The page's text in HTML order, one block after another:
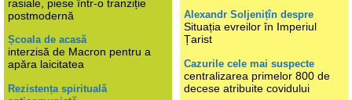
rasiale, piese într-o tranziție
postmodernă
Școala de acasă
interzisă de Macron pentru a
apăra laicitatea
Rezistența spirituală
Alexandr Soljenițîn despre
Situația evreilor în Imperiul
Țarist
Cazurile cele mai suspecte
centralizarea primelor 800 de
decese atribuite covidului